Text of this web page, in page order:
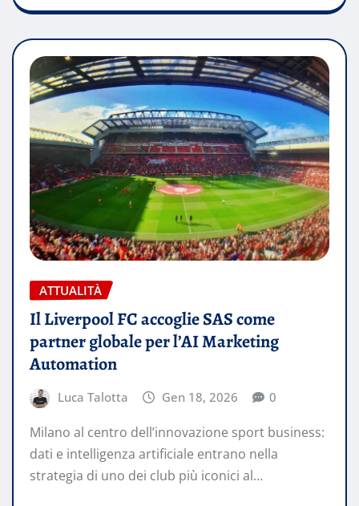
ATTUALITÀ
Il Liverpool FC accoglie SAS come
partner globale per l’AI Marketing
Automation
Luca Talotta Gen 18, 2026 0
Milano al centro dell’innovazione sport business:
dati e intelligenza artificiale entrano nella
strategia di uno dei club più iconici al…